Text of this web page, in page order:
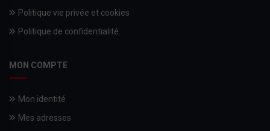
Politique vie privée et cookies
Politique de confidentialité.
MON COMPTE
Mon identité
Mes adresses